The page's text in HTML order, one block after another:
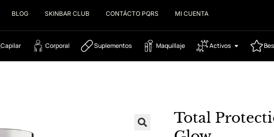
BLOG SKINBAR CLUB CONTÁCTO PQRS MI CUENTA
Capilar Corporal Suplementos Maquillaje Activos
Total